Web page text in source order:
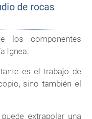
de rocas
los componentes
Ignea.
es el trabajo de
sino también el
extrapolar una